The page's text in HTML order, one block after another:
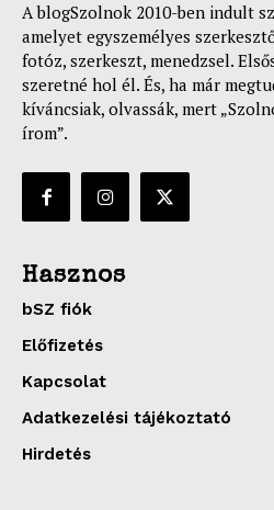
A blogSzolnok 2010-ben indult
amelyet egyszemélyes
fotóz, szerkeszt, menedzsel.
szeretné hol él. És, ha már
kíváncsiak, olvassák, mert
írom”.
Hasznos
bSZ fiók
Előfizetés
Kapcsolat
Adatkezelési tájékoztató
Hirdetés